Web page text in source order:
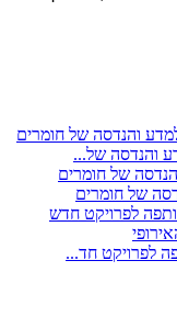
והנדסה של...
של חומרים
לפרויקט חד...